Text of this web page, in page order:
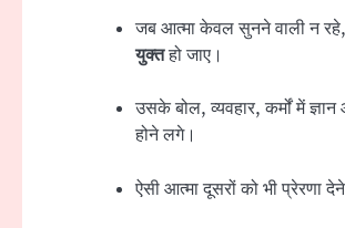
जब आत्मा केवल सुनने वाली न
युक्तहो जाए।
उसके बोल, व्यवहार, कर्मों में
होने लगे।
ऐसी आत्मा दूसरों को भी प्रेरणा